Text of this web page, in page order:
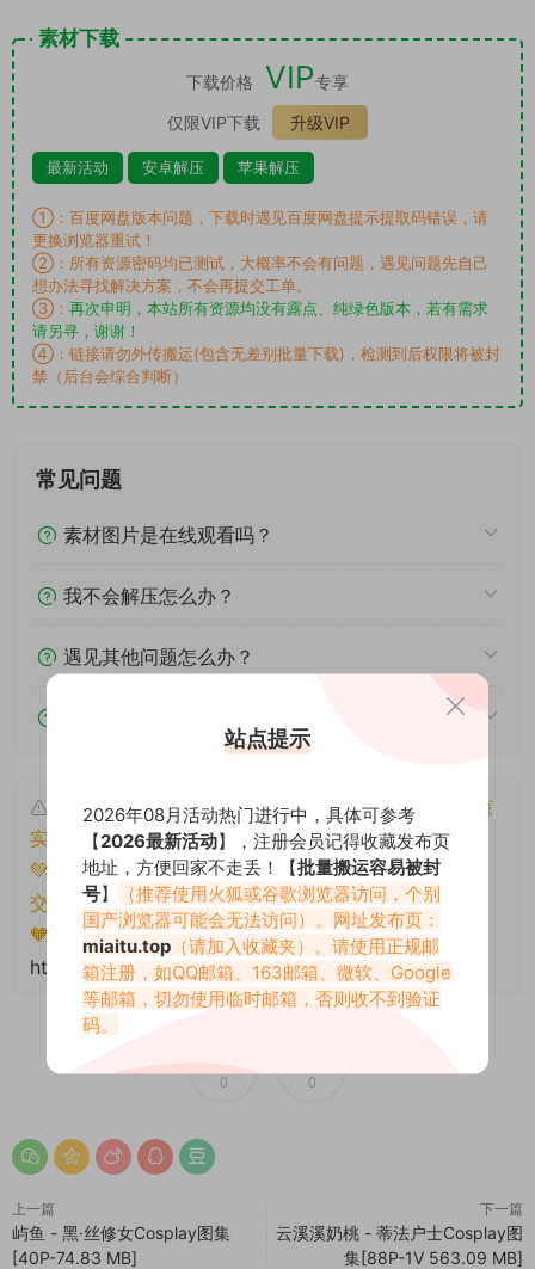
素材下载
下载价格 VIP专享
仅限VIP下载
升级VIP
最新活动 安卓解压 苹果解压
①：百度网盘版本问题，下载时遇见百度网盘提示提取码错误，请
更换浏览器重试！
②：所有资源密码均已测试，大概率不会有问题，遇见问题先自己
想办法寻找解决方案，不会再提交工单。
③： 再次申明，本站所有资源均没有露点、纯绿色版本，若有需求
请另寻，谢谢！
④：链接请勿外传搬运(包含无差别批量下载)，检测到后权限将被封
禁（后台会综合判断）
常见问题
素材图片是在线观看吗？
我不会解压怎么办？
遇见其他问题怎么办？
本文资源仅供个人参考学习，请勿批量搬运，一经核
实将封禁账号权限！
💚本文资源均来源网友分享，若侵犯了您的权益可以提
交工单处理。
🧡转载请注明出处！原文链接：
https://www.miaitu.net/79364.html
0 0
上一篇
屿鱼 - 黑·丝修女Cosplay图集
[40P-74.83 MB]
下一篇
云溪溪奶桃 - 蒂法户士Cosplay图
集[88P-1V 563.09 MB]
站点提示
2026年08月活动热门进行中，具体可参考
【2026最新活动】，注册会员记得收藏发布页
地址，方便回家不走丢！【批量搬运容易被封
号】
（推荐使用火狐或谷歌浏览器访问，个别
国产浏览器可能会无法访问）。网址发布页：
miaitu.top （请加入收藏夹）。请使用正规邮
箱注册，如QQ邮箱、163邮箱、微软、Google
等邮箱，切勿使用临时邮箱，否则收不到验证
码。